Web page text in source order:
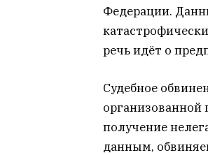
Федерации.
речь идёт о
Судебное
организованной
получение
данным,